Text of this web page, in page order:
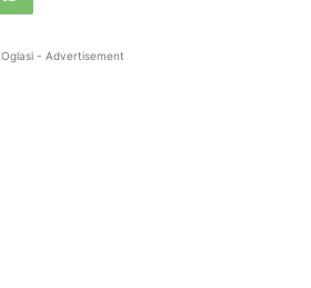
Oglasi - Advertisement